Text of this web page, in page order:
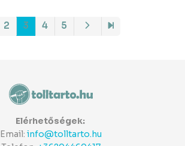
2 3 4 5
Elérhetőségek:
Email: info@tolltarto.hu